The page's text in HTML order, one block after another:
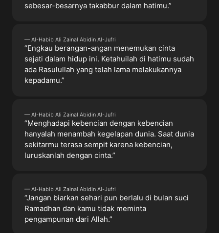
sebesar-besarnya takabbur dalam hatimu.”
— Al-Habib Ali Zainal Abidin Al-Jufri
“Engkau berangan-angan menemukan cinta
sejati dalam hidup ini. Ketahuilah di hatimu sudah
ada Rasulullah yang telah lama melakukannya
kepadamu.”
— Al-Habib Ali Zainal Abidin Al-Jufri
“Menghadapi kebencian dengan kebencian
hanyalah menambah kegelapan dunia. Saat dunia
sekitarmu terasa sempit karena kebencian,
luruskanlah dengan cinta.”
— Al-Habib Ali Zainal Abidin Al-Jufri
“Jangan biarkan sehari pun berlalu di bulan suci
Ramadhan dan kamu tidak meminta
pengampunan dari Allah.”